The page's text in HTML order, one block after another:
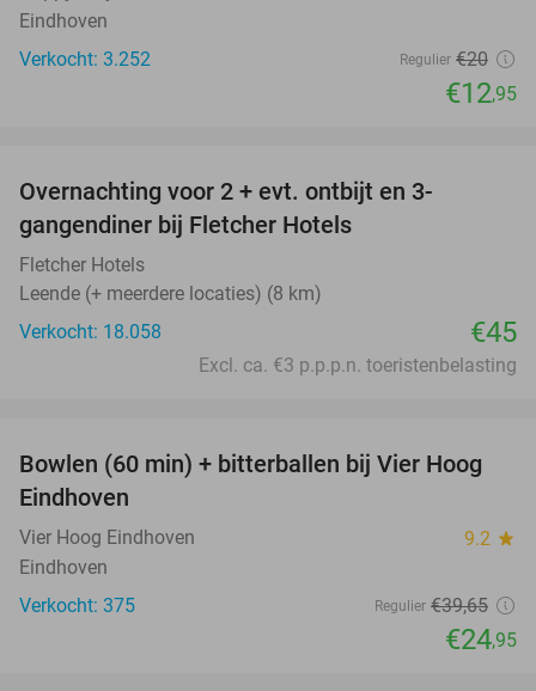
Eindhoven
Verkocht: 3.252
Regulier €20
€12,95
Overnachting voor 2 + evt. ontbijt en 3-
gangendiner bij Fletcher Hotels
Fletcher Hotels
Leende (+ meerdere locaties) (8 km)
Verkocht: 18.058
€45
Excl. ca. €3 p.p.p.n. toeristenbelasting
37%
Bowlen (60 min) + bitterballen bij Vier Hoog
Eindhoven
Vier Hoog Eindhoven 9.2 star
Eindhoven
Verkocht: 375
Regulier €39,65
€24,95